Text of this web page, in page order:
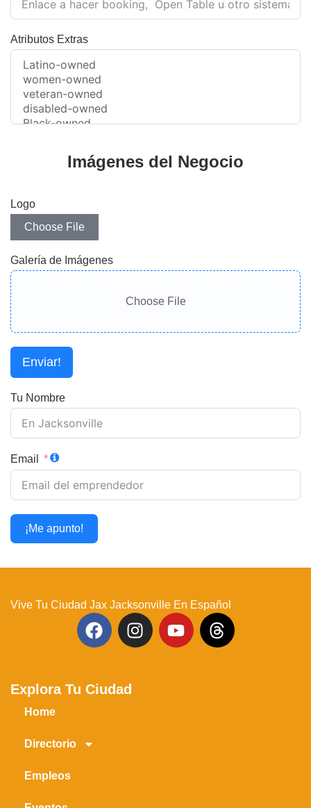
Atributos Extras
Imágenes del Negocio
Logo
Choose File
Galería de Imágenes
Choose File
Enviar!
Tu Nombre
Email
¡Me apunto!
Vive Tu Ciudad Jax Jacksonville En Español
Explora Tu Ciudad
Home
Directorio
Empleos